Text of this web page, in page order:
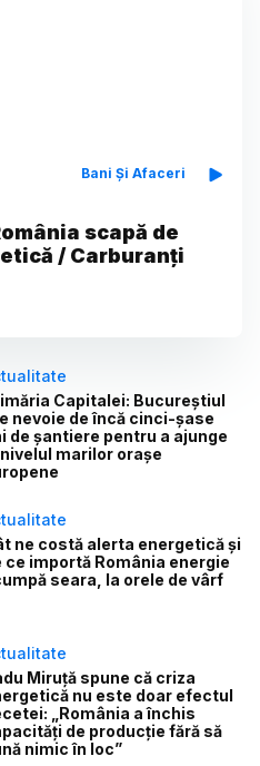
Bani Și Afaceri
scapă de
/ Carburanți
Capitalei: Bucureștiul
nevoie de încă cinci-șase
de șantiere pentru a ajunge
marilor orașe
ne costă alerta energetică și
ce importă România energie
seara, la orele de vârf
Miruță spune că criza
nu este doar efectul
„România a închis
de producție fără să
nimic în loc”